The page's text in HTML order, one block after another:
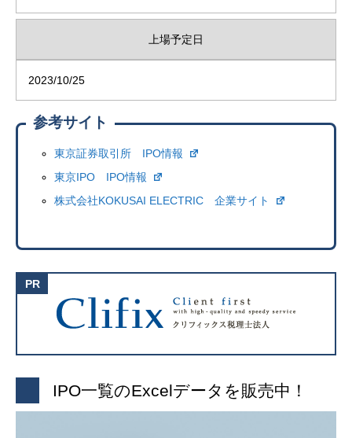
上場予定日
2023/10/25
参考サイト
東京証券取引所 IPO情報
東京IPO IPO情報
株式会社KOKUSAI ELECTRIC 企業サイト
IPO一覧のExcelデータを販売中！